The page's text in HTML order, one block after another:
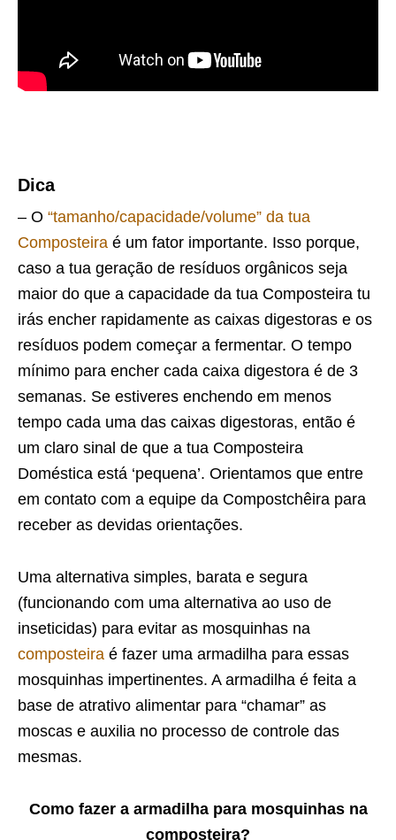
Dica
– O “tamanho/capacidade/volume” da tua
Composteira é um fator importante. Isso porque,
caso a tua geração de resíduos orgânicos seja
maior do que a capacidade da tua Composteira tu
irás encher rapidamente as caixas digestoras e os
resíduos podem começar a fermentar. O tempo
mínimo para encher cada caixa digestora é de 3
semanas. Se estiveres enchendo em menos
tempo cada uma das caixas digestoras, então é
um claro sinal de que a tua Composteira
Doméstica está ‘pequena’. Orientamos que entre
em contato com a equipe da Compostchêira para
receber as devidas orientações.
Uma alternativa simples, barata e segura
(funcionando com uma alternativa ao uso de
inseticidas) para evitar as mosquinhas na
composteira é fazer uma armadilha para essas
mosquinhas impertinentes. A armadilha é feita a
base de atrativo alimentar para “chamar” as
moscas e auxilia no processo de controle das
mesmas.
Como fazer a armadilha para mosquinhas na
composteira?